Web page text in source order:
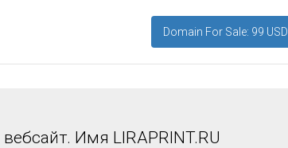
Domain For Sale: 99 USD
Имя LIRAPRINT.RU